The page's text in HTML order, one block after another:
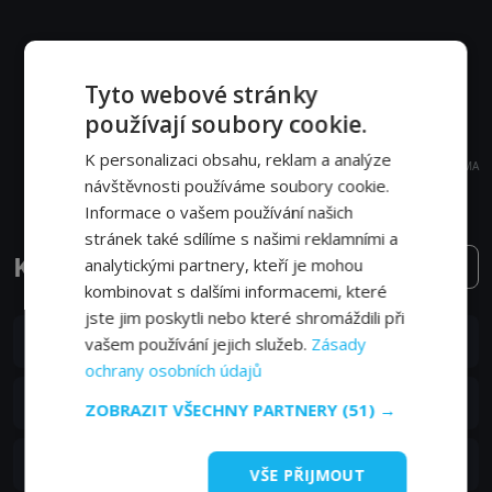
REKLAMA
Kámoši epizody 2. série
15. epizoda:15. epizoda
14. epizoda:14. epizoda
11. 09. 2020
13. epizoda
S02E13
Tyto webové stránky
používají soubory cookie.
K personalizaci obsahu, reklam a analýze
návštěvnosti používáme soubory cookie.
Informace o vašem používání našich
stránek také sdílíme s našimi reklamními a
analytickými partnery, kteří je mohou
kombinovat s dalšími informacemi, které
jste jim poskytli nebo které shromáždili při
vašem používání jejich služeb. Zásady
ochrany osobních údajů
ZOBRAZIT VŠECHNY PARTNERY (51) →
VŠE PŘIJMOUT